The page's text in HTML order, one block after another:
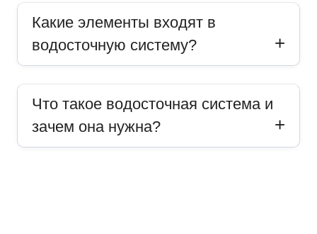
Какие элементы входят в
водосточную систему?
Что такое водосточная система и
зачем она нужна?